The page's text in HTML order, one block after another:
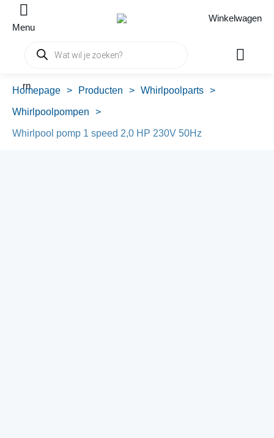
Menu
Winkelwagen
Producten
zoeken
rn
Homepage > Producten > Whirlpoolparts >
Whirlpoolpompen >
Whirlpool pomp 1 speed 2,0 HP 230V 50Hz